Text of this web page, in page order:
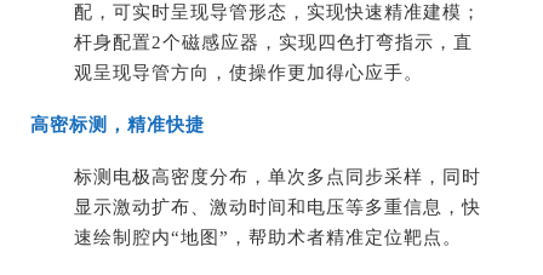
配，可实时呈现导管形态，实现快速精准建模；
杆身配置2个磁感应器，实现四色打弯指示，直
观呈现导管方向，使操作更加得心应手。
高密标测，精准快捷
标测电极高密度分布，单次多点同步采样，同时
显示激动扩布、激动时间和电压等多重信息，快
速绘制腔内“地图 ”，帮助术者精准定位靶点。